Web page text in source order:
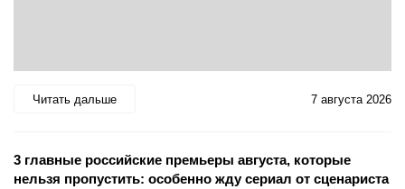
Читать дальше 7 августа 2026
3 главные российские премьеры августа, которые
нельзя пропустить: особенно жду сериал от сценариста